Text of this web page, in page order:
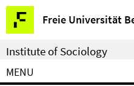
Springe
direkt
zu
Inhalt
Freie Universität
Service
Navigation
Institute of Sociology
MENU